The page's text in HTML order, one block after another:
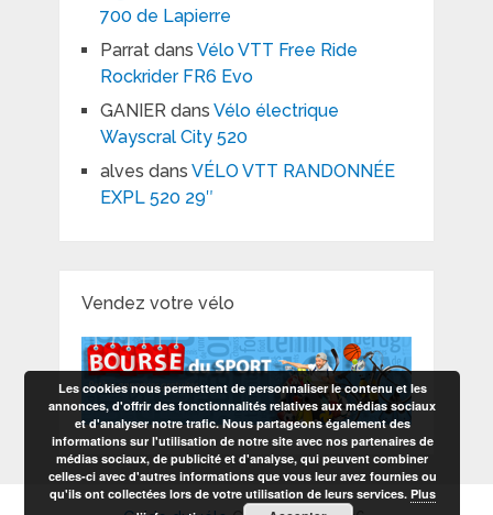
700 de Lapierre
Parratdans Vélo VTT Free Ride
Rockrider FR6 Evo
GANIERdans Vélo électrique
Wayscral City 520
alves dans VÉLO VTT RANDONNÉE
EXPL 520 29″
Vendez votre vélo
Les cookies nous permettent de personnaliser le contenu et les
annonces, d'offrir des fonctionnalités relatives aux médias sociaux
et d'analyser notre trafic. Nous partageons également des
informations sur l'utilisation de notre site avec nos partenaires de
médias sociaux, de publicité et d'analyse, qui peuvent combiner
celles-ci avec d'autres informations que vous leur avez fournies ou
qu'ils ont collectées lors de votre utilisation de leurs services. Plus